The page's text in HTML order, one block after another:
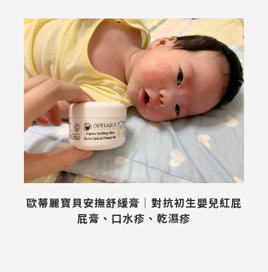
歐蒂麗寶貝安撫舒緩膏｜對抗初生嬰兒紅屁
屁膏、口水疹、乾濕疹